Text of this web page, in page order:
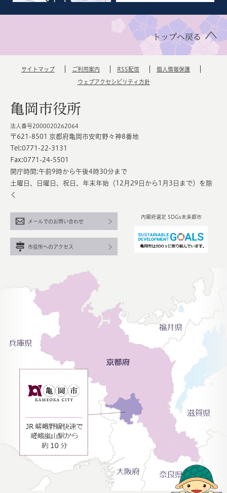
トップへ戻る
サイトマップ ご利用案内 RSS配信 個人情報保護
ウェブアクセシビリティ方針
亀岡市役所
法人番号2000020262064
〒621-8501 京都府亀岡市安町野々神8番地
Tel:0771-22-3131
Fax:0771-24-5501
開庁時間:午前9時から午後4時30分まで
土曜日、日曜日、祝日、年末年始（12月29日から1月3日まで）を除
く
内閣府選定 SDGs未来都市
メールでのお問い合わせ
市役所へのアクセス